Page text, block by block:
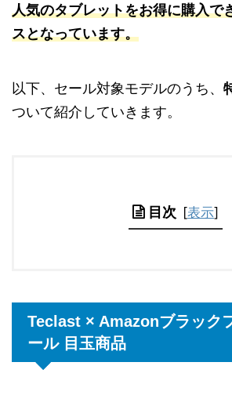
人気のタブレットをお得に購入で
スとなっています。
以下、セール対象モデルのうち、
ついて紹介していきます。
目次 [表示]
Teclast × Amazonブラック
ール 目玉商品